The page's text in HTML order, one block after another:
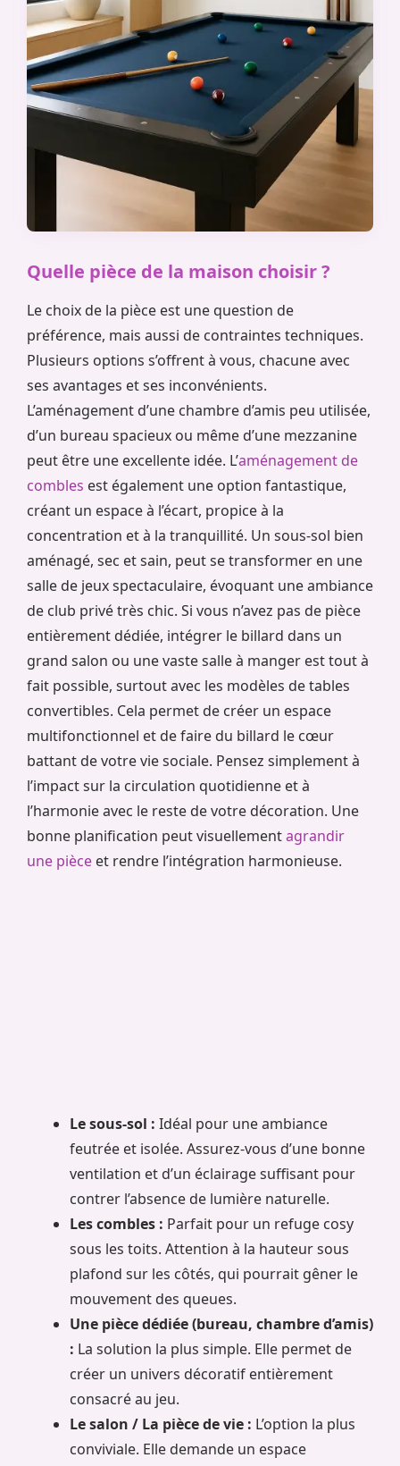
Quelle pièce de la maison choisir ?
Le choix de la pièce est une question de
préférence, mais aussi de contraintes techniques.
Plusieurs options s’offrent à vous, chacune avec
ses avantages et ses inconvénients.
L’aménagement d’une chambre d’amis peu utilisée,
d’un bureau spacieux ou même d’une mezzanine
peut être une excellente idée. L’aménagement de
combles est également une option fantastique,
créant un espace à l’écart, propice à la
concentration et à la tranquillité. Un sous-sol bien
aménagé, sec et sain, peut se transformer en une
salle de jeux spectaculaire, évoquant une ambiance
de club privé très chic. Si vous n’avez pas de pièce
entièrement dédiée, intégrer le billard dans un
grand salon ou une vaste salle à manger est tout à
fait possible, surtout avec les modèles de tables
convertibles. Cela permet de créer un espace
multifonctionnel et de faire du billard le cœur
battant de votre vie sociale. Pensez simplement à
l’impact sur la circulation quotidienne et à
l’harmonie avec le reste de votre décoration. Une
bonne planification peut visuellementagrandir
une pièce et rendre l’intégration harmonieuse.
Le sous-sol : Idéal pour une ambiance
feutrée et isolée. Assurez-vous d’une bonne
ventilation et d’un éclairage suffisant pour
contrer l’absence de lumière naturelle.
Les combles : Parfait pour un refuge cosy
sous les toits. Attention à la hauteur sous
plafond sur les côtés, qui pourrait gêner le
mouvement des queues.
Une pièce dédiée (bureau, chambre d’amis)
: La solution la plus simple. Elle permet de
créer un univers décoratif entièrement
consacré au jeu.
Le salon / La pièce de vie : L’option la plus
conviviale. Elle demande un espace